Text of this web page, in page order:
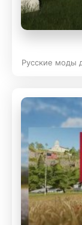
Русские моды